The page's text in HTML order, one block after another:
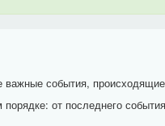
события,
порядке: от последнего